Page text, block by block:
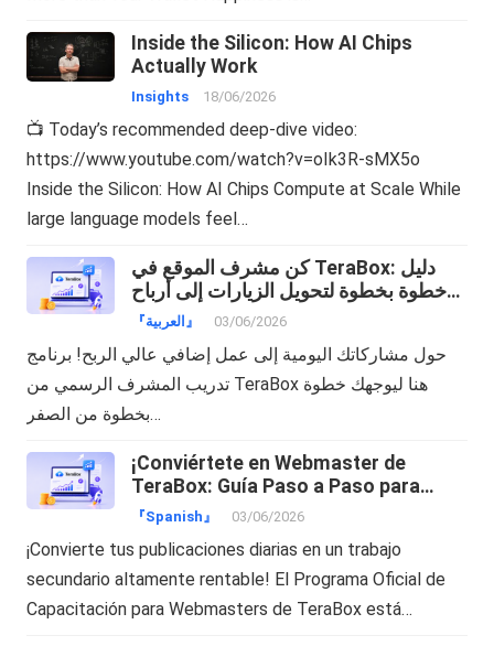
Inside the Silicon: How AI Chips
Actually Work
Insights 18/06/2026
📺 Today’s recommended deep-dive video:
https://www.youtube.com/watch?v=oIk3R-sMX5o
Inside the Silicon: How AI Chips Compute at Scale While
large language models feel…
كن مشرف الموقع في TeraBox: دليل
خطوة بخطوة لتحويل الزيارات إلى أرباح
『العربية』 03/06/2026
حول مشاركاتك اليومية إلى عمل إضافي عالي الربح! برنامج
تدريب المشرف الرسمي من TeraBox هنا ليوجهك خطوة
بخطوة من الصفر…
¡Conviértete en Webmaster de
TeraBox: Guía Paso a Paso para
Transformar tu Tráfico en Dinero!
『Spanish』 03/06/2026
¡Convierte tus publicaciones diarias en un trabajo
secundario altamente rentable! El Programa Oficial de
Capacitación para Webmasters de TeraBox está…